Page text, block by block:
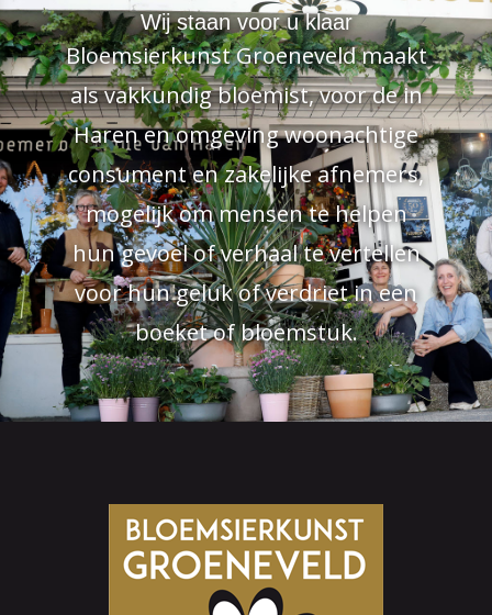
Wij staan voor u klaar
Bloemsierkunst Groeneveld maakt
als vakkundig bloemist, voor de in
Haren en omgeving woonachtige
consument en zakelijke afnemers,
mogelijk om mensen te helpen
hun gevoel of verhaal te vertellen
voor hun geluk of verdriet in een
boeket of bloemstuk.